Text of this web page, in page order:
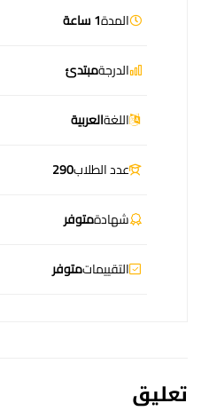
المدة1 ساعة
الدرجةمبتدئ
اللغةالعربية
عدد الطلاب290
شهادةمتوفر
التقييماتمتوفر
تعليق